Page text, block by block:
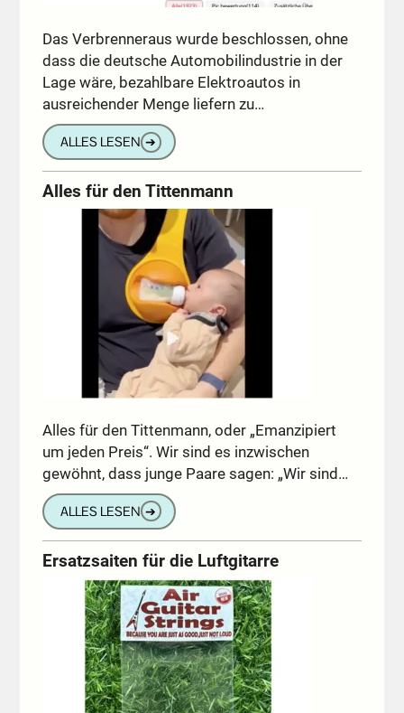
Das Verbrenneraus wurde beschlossen, ohne
dass die deutsche Automobilindustrie in der
Lage wäre, bezahlbare Elektroautos in
ausreichender Menge liefern zu…
ALLES LESEN ➔
Alles für den Tittenmann
Alles für den Tittenmann, oder „Emanzipiert
um jeden Preis“. Wir sind es inzwischen
gewöhnt, dass junge Paare sagen: „Wir sind…
ALLES LESEN ➔
Ersatzsaiten für die Luftgitarre